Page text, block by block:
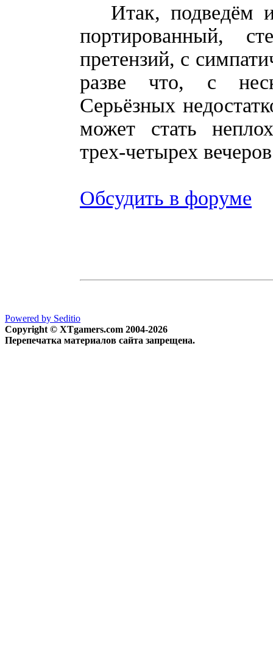
Итак, подведём
портированный,
претензий, с
разве что, с
Серьёзных
может стать
трех-четырех
Обсудить в форуме
Powered by Seditio
Copyright © XTgamers.com 2004-2026
Перепечатка материалов сайта запрещена.